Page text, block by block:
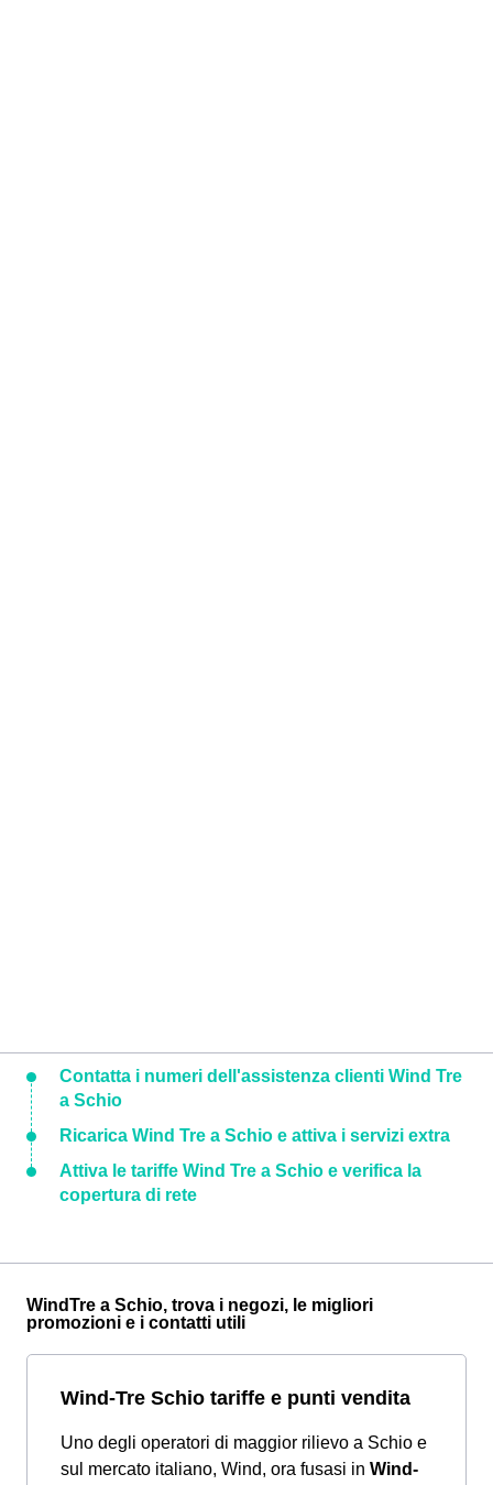
Contatta i numeri dell'assistenza clienti Wind Tre
a Schio
Ricarica Wind Tre a Schio e attiva i servizi extra
Attiva le tariffe Wind Tre a Schio e verifica la
copertura di rete
WindTre a Schio, trova i negozi, le migliori
promozioni e i contatti utili
Wind-Tre Schio tariffe e punti vendita
Uno degli operatori di maggior rilievo a Schio e
sul mercato italiano, Wind, ora fusasi in Wind-